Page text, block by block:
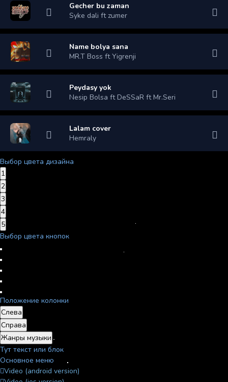
Gecher bu zaman
Syke dali ft zumer
Name bolya sana
MR.T Boss ft Yigrenji
Peydasy yok
Nesip Bolsa ft DeSSaR ft Mr.Seri
Lalam cover
Hemraly
Выбор цвета дизайна
1
2
3
4
5
Выбор цвета кнопок
Положение колонки
Слева
Справа
Жанры музыки
Тут текст или блок
Основное меню
Video (android version)